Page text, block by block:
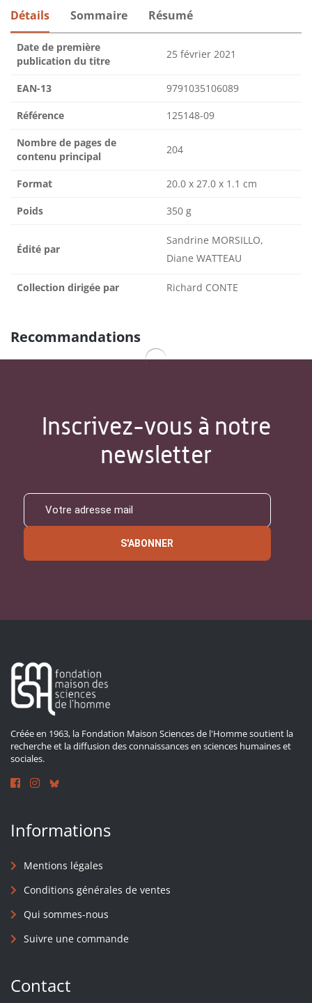
Détails Sommaire Résumé
Date de première
publication du titre
25 février 2021
EAN-13 9791035106089
Référence 125148-09
Nombre de pages de
contenu principal
204
Format 20.0 x 27.0 x 1.1 cm
Poids 350 g
Édité par
Sandrine MORSILLO,
Diane WATTEAU
Collection dirigée par Richard CONTE
Recommandations
Inscrivez-vous à notre
newsletter
S'ABONNER
Créée en 1963, la Fondation Maison Sciences de l'Homme soutient la
recherche et la diffusion des connaissances en sciences humaines et
sociales.
Informations
Mentions légales
Conditions générales de ventes
Qui sommes-nous
Suivre une commande
Contact